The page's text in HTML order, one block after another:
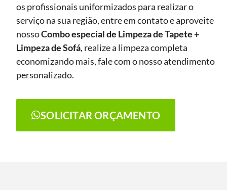
os profissionais uniformizados para realizar o
serviço na sua região, entre em contato e aproveite
nossoCombo especial de Limpeza de Tapete +
Limpeza de Sofá, realize a limpeza completa
economizando mais, fale com o nosso atendimento
personalizado.
SOLICITAR ORÇAMENTO